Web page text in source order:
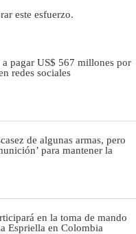
este esfuerzo.
a pagar US$ 567 millones por
redes sociales
de algunas armas, pero
para mantener la
en la toma de mando
Espriella en Colombia